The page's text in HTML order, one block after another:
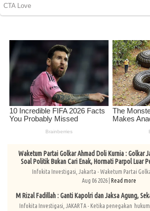
Waketum Partai Golkar Ahmad Doli Kurnia : Golkar
Soal Politik Bukan Cari Enak, Hormati Parpol Luar
Infokita Investigasi, Jakarta - Waketum Partai
Aug 06 2026 | Read more
M Rizal Fadillah : Ganti Kapolri dan Jaksa Agung,
Infokita Investigasi, JAKARTA - Ketika penegakan hukum